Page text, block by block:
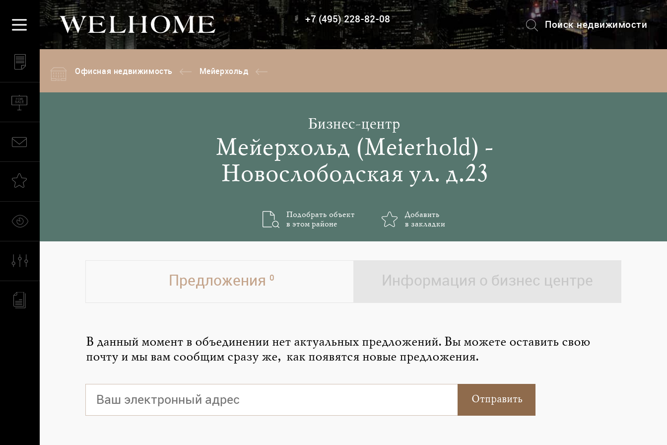
+7 (495) 228-82-08
Поиск недвижимости
+7 (495) 228-82-08
Офисная недвижимость Мейерхольд
Бизнес-центр
Мейерхольд (Meierhold) -
Новослободская ул. д.23
Подобрать объект
в этом районе
Добавить
в закладки
Предложения 0 Информация о бизнес центре
В данный момент в объединении нет актуальных предложений. Вы можете оставить свою
почту и мы вам сообщим сразу же, как появятся новые предложения.
Отправить